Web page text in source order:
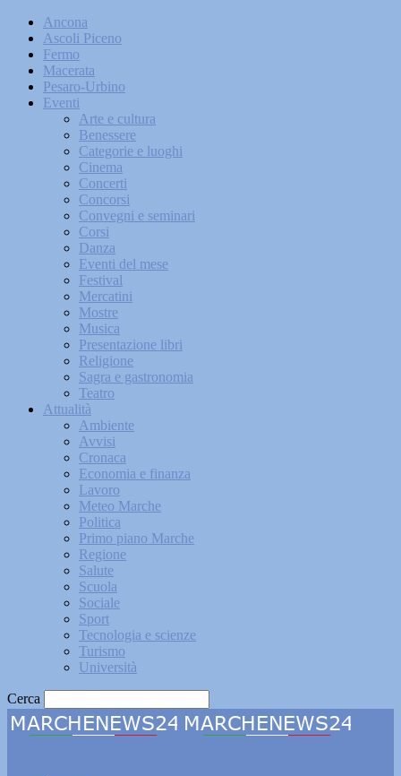
Ancona
Ascoli Piceno
Fermo
Macerata
Pesaro-Urbino
Eventi
Arte e cultura
Benessere
Categorie e luoghi
Cinema
Concerti
Concorsi
Convegni e seminari
Corsi
Danza
Eventi del mese
Festival
Mercatini
Mostre
Musica
Presentazione libri
Religione
Sagra e gastronomia
Teatro
Attualità
Ambiente
Avvisi
Cronaca
Economia e finanza
Lavoro
Meteo Marche
Politica
Primo piano Marche
Regione
Salute
Scuola
Sociale
Sport
Tecnologia e scienze
Turismo
Università
Cerca